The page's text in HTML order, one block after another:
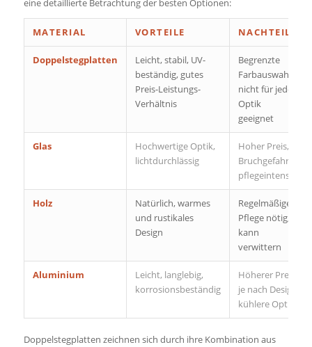
eine detaillierte Betrachtung der besten Optionen:
MATERIAL VORTEILE NACHTEILE
Doppelstegplatten
Leicht, stabil, UV-
beständig, gutes
Preis-Leistungs-
Verhältnis
Begrenzte
Farbauswahl,
nicht für jede
Optik
geeignet
Glas
Hochwertige Optik,
lichtdurchlässig
Hoher Preis,
Bruchgefahr,
pflegeintensiv
Holz
Natürlich, warmes
und rustikales
Design
Regelmäßige
Pflege nötig,
kann
verwittern
Aluminium
Leicht, langlebig,
korrosionsbeständig
Höherer Preis,
je nach Design
kühlere Optik
Doppelstegplatten zeichnen sich durch ihre Kombination aus